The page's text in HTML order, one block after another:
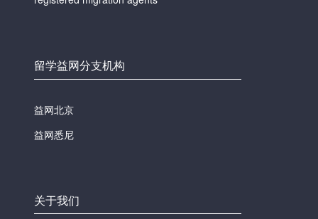
留学益网分支机构
益网北京
益网悉尼
关于我们